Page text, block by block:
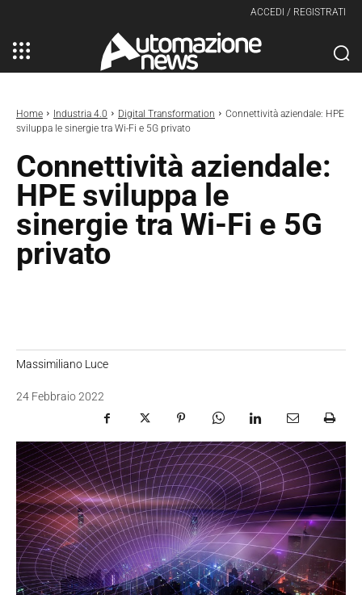
ACCEDI / REGISTRATI
Home Industria 4.0 Digital Transformation
Connettività aziendale: HPE
sviluppa le sinergie tra Wi-Fi e 5G privato
Connettività aziendale:
HPE sviluppa le
sinergie tra Wi-Fi e 5G
privato
Massimiliano Luce
24 Febbraio 2022